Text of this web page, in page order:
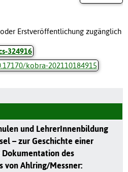
Erstveröffentlichung zugänglich
324916
kobra-202110184915
und LehrerInnenbildung
– zur Geschichte einer
des
von Ahlring/Messner: